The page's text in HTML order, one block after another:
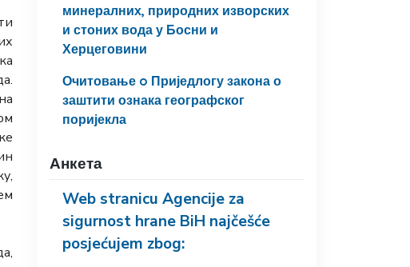
минералних, природних изворских
и стоних вода у Босни и
Херцеговини
Очитовање o Приједлогу закона о
заштити ознака географског
поријекла
Анкета
Web stranicu Agencije za
sigurnost hrane BiH najčešće
posjećujem zbog: